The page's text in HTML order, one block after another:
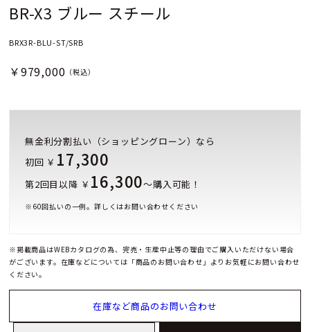
BR-X3 ブルー スチール
BRX3R-BLU-ST/SRB
￥979,000 （税込）
無金利分割払い（ショッピングローン）なら
初回 ￥ 17,300
第2回目以降 ￥ 16,300～購入可能！
※ 60回払いの一例。詳しくはお問い合わせください
※掲載商品はWEBカタログの為、完売・生産中止等の理由でご購入いただけない場合
がございます。在庫などについては「商品のお問い合わせ」よりお気軽にお問い合わせ
ください。
在庫など商品のお問い合わせ